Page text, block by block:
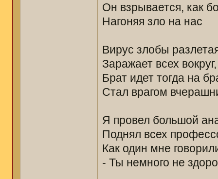
Он взрывается, как
Нагоняя зло на нас
Вирус злобы
Заражает всех вокруг,
Брат идет тогда на
Стал врагом
Я провел большой
Поднял всех
Как один мне
- Ты немного не